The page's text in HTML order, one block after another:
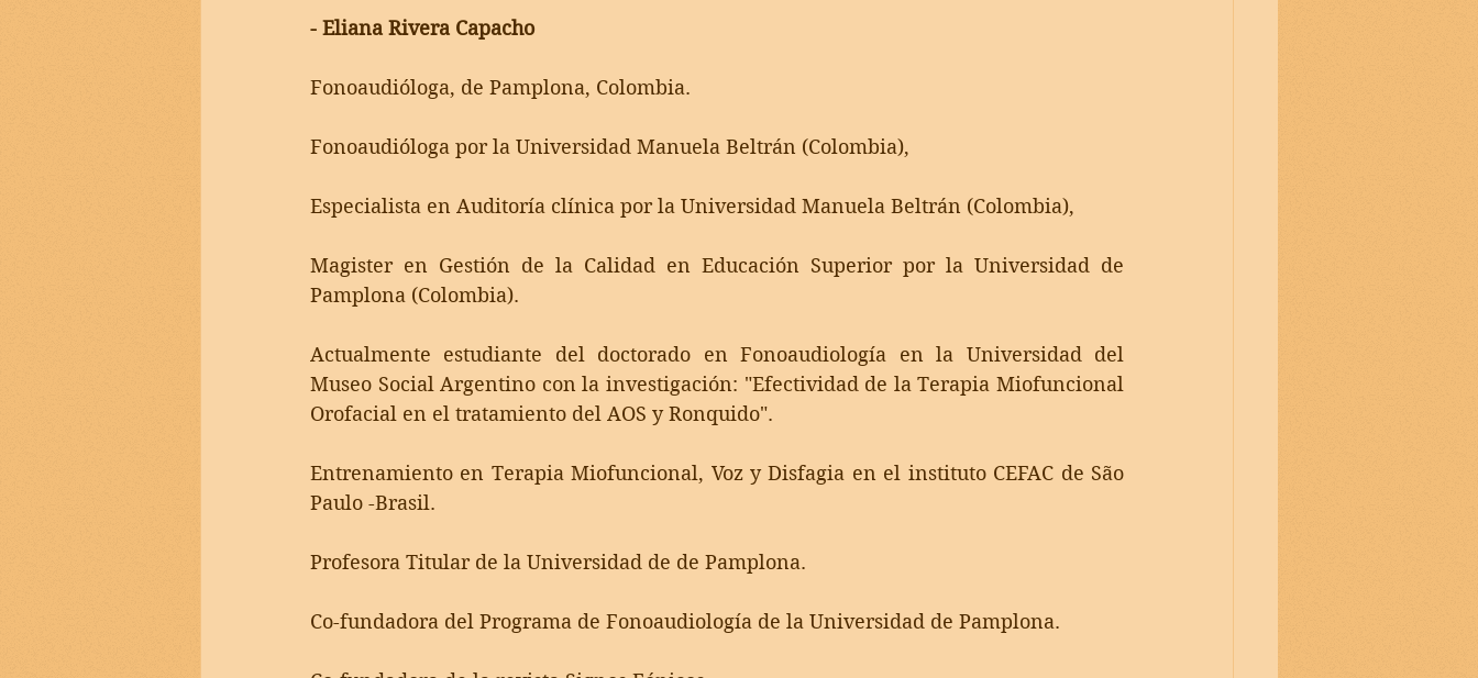
- Eliana Rivera Capacho
Fonoaudióloga, de Pamplona, Colombia.
Fonoaudióloga por la Universidad Manuela Beltrán (Colombia),
Especialista en Auditoría clínica por la Universidad Manuela Beltrán (Colombia),
Magister en Gestión de la Calidad en Educación Superior por la Universidad de
Pamplona (Colombia).
Actualmente estudiante del doctorado en Fonoaudiología en la Universidad del
Museo Social Argentino con la investigación: "Efectividad de la Terapia Miofuncional
Orofacial en el tratamiento del AOS y Ronquido".
Entrenamiento en Terapia Miofuncional, Voz y Disfagia en el instituto CEFAC de São
Paulo -Brasil.
Profesora Titular de la Universidad de de Pamplona.
Co-fundadora del Programa de Fonoaudiología de la Universidad de Pamplona.